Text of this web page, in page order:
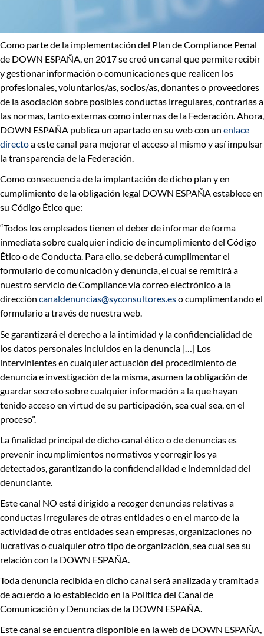
Como parte de la implementación del Plan de Compliance Penal
de DOWN ESPAÑA,en 2017 se creó un canal que permite recibir
y gestionar información o comunicaciones que realicen los
profesionales, voluntarios/as, socios/as, donantes o proveedores
de la asociación sobre posibles conductas irregulares, contrarias a
las normas, tanto externas como internas de la Federación. Ahora,
DOWN ESPAÑA publica un apartado en su web con un enlace
directoa este canal para mejorar el acceso al mismo y así impulsar
la transparencia de la Federación.
Como consecuencia de la implantación de dicho plan y en
cumplimiento de la obligación legal DOWN ESPAÑA establece en
su Código Ético que:
“Todos los empleados tienen el deber de informar de forma
inmediata sobre cualquier indicio de incumplimiento del Código
Ético o de Conducta. Para ello, se deberá cumplimentar el
formulario de comunicación y denuncia, el cual se remitirá a
nuestro servicio de Compliance vía correo electrónico a la
dirección canaldenuncias@syconsultores.eso cumplimentando el
formulario a través de nuestra web.
Se garantizará el derecho a la intimidad y la confidencialidad de
los datos personales incluidos en la denuncia […] Los
intervinientes en cualquier actuación del procedimiento de
denuncia e investigación de la misma, asumen la obligación de
guardar secreto sobre cualquier información a la que hayan
tenido acceso en virtud de su participación, sea cual sea, en el
proceso”.
La finalidad principal de dicho canal ético o de denunciases
prevenir incumplimientos normativos y corregir los ya
detectados, garantizando la confidencialidad e indemnidad del
denunciante.
Este canal NO está dirigido a recoger denuncias relativas a
conductas irregulares de otras entidadeso en el marco de la
actividad de otras entidades sean empresas, organizaciones no
lucrativas o cualquier otro tipo de organización, sea cual sea su
relación con la DOWN ESPAÑA.
Toda denuncia recibida en dicho canal será analizada y tramitada
de acuerdo a lo establecido en la Política del Canal de
Comunicación y Denuncias de la DOWN ESPAÑA.
Este canal se encuentra disponible en la web de DOWN ESPAÑA,